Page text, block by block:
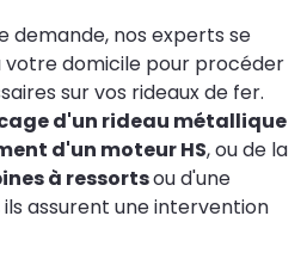
demande, nos experts se
domicile pour procéder
sur vos rideaux de fer.
d'un rideau métallique
d'un moteur HS, ou de la
à ressortsou d'une
ils assurent une intervention